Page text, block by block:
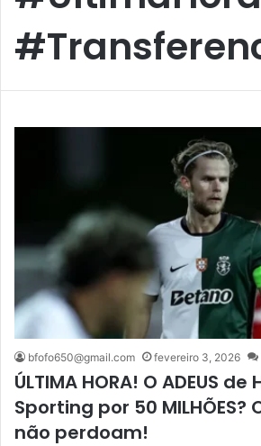
bfofo650@gmail.com fevereiro 3, 2026
ÚLTIMA HORA! O ADEUS
Sporting por 50 MILHÕES?
não perdoam!